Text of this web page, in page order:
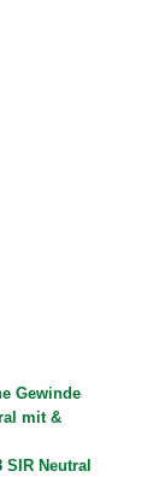
Gewinde
mit &
Neutral